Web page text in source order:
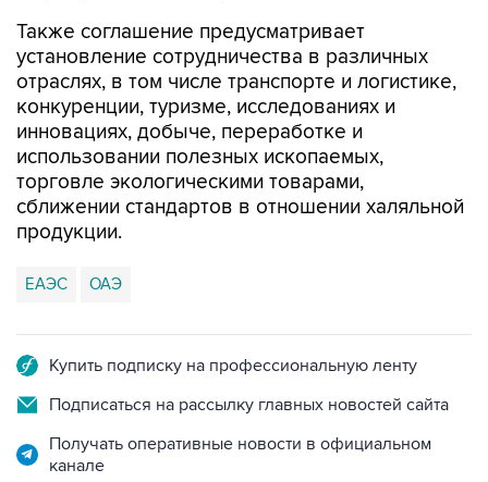
Также соглашение предусматривает
установление сотрудничества в различных
отраслях, в том числе транспорте и логистике,
конкуренции, туризме, исследованиях и
инновациях, добыче, переработке и
использовании полезных ископаемых,
торговле экологическими товарами,
сближении стандартов в отношении халяльной
продукции.
ЕАЭС ОАЭ
Купить подписку на профессиональную ленту
Подписаться на рассылку главных новостей сайта
Получать оперативные новости в официальном
канале